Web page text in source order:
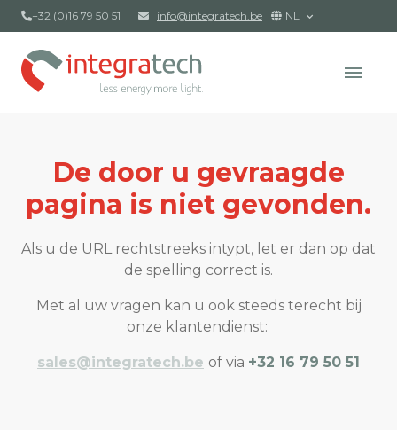
+32 (0)16 79 50 51 info@integratech.be NL
De door u gevraagde
pagina is niet gevonden.
Als u de URL rechtstreeks intypt, let er dan op dat
de spelling correct is.
Met al uw vragen kan u ook steeds terecht bij
onze klantendienst:
sales@integratech.be of via +32 16 79 50 51